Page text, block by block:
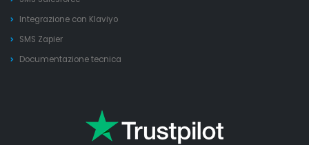
Integrazione con Klaviyo
SMS Zapier
Documentazione tecnica